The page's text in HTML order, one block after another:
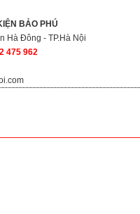
BẢO PHÚ
Hà Đông - TP.Hà Nội
475 962